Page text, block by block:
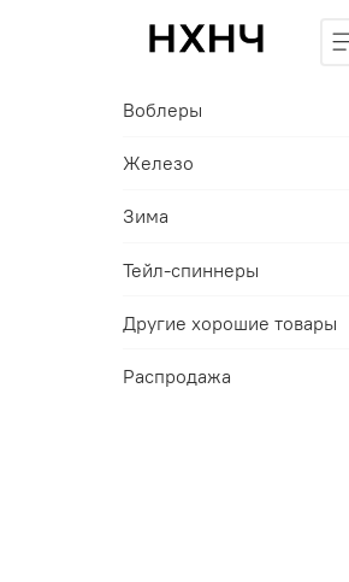
Воблеры
Железо
Зима
Тейл-спиннеры
Другие хорошие товары
Распродажа